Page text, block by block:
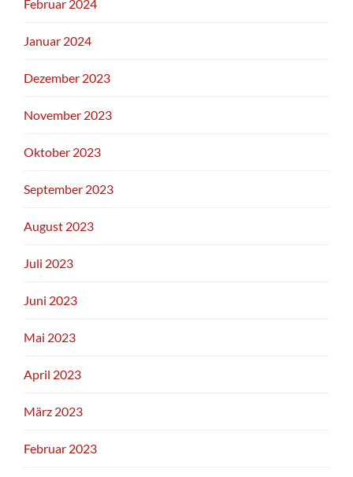
Februar 2024
Januar 2024
Dezember 2023
November 2023
Oktober 2023
September 2023
August 2023
Juli 2023
Juni 2023
Mai 2023
April 2023
März 2023
Februar 2023